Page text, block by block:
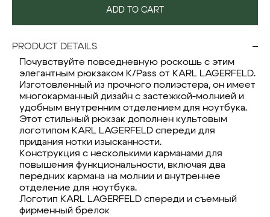
ADD TO CART
PRODUCT DETAILS
Почувствуйте повседневную роскошь с этим
элегантным рюкзаком K/Pass от KARL LAGERFELD.
Изготовленный из прочного полиэстера, он имеет
многокарманный дизайн с застежкой-молнией и
удобным внутренним отделением для ноутбука.
Этот стильный рюкзак дополнен культовым
логотипом KARL LAGERFELD спереди для
придания нотки изысканности.
Конструкция с несколькими карманами для
повышения функциональности, включая два
передних кармана на молнии и внутреннее
отделение для ноутбука.
Логотип KARL LAGERFELD спереди и съемный
фирменный брелок